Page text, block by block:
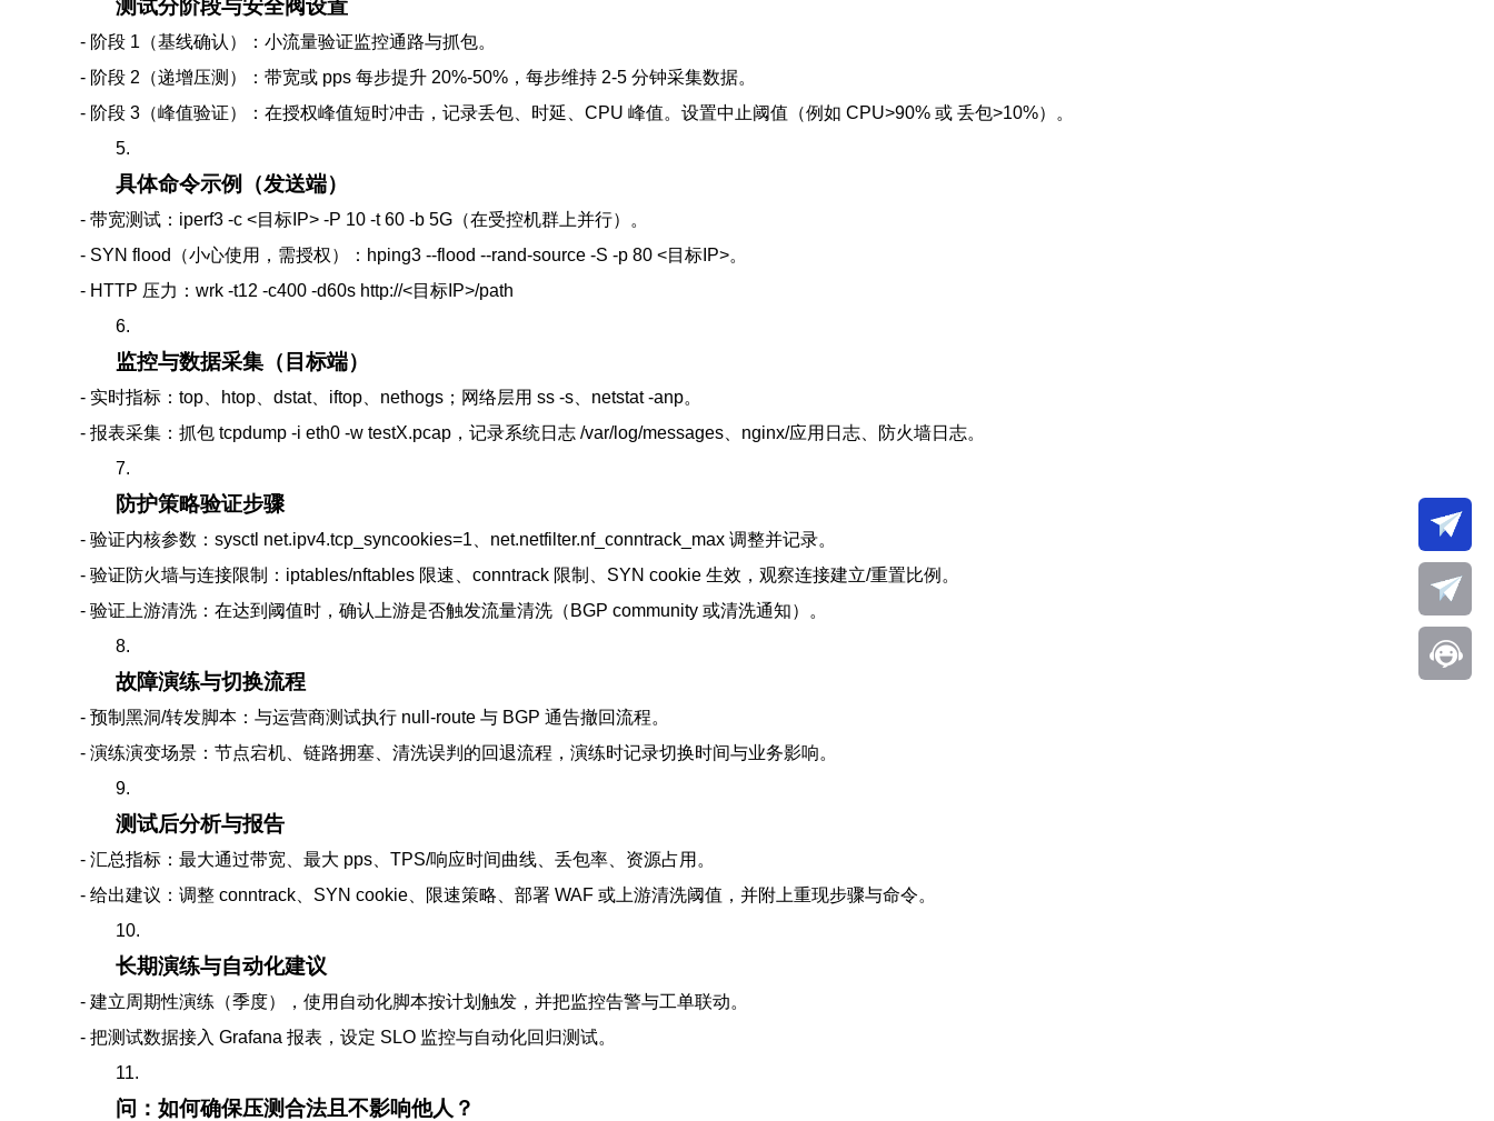
测试分阶段与安全阀设置
- 阶段 1（基线确认）：小流量验证监控通路与抓包。
- 阶段 2（递增压测）：带宽或 pps 每步提升 20%-50%，每步维持 2-5 分钟采集数据。
- 阶段 3（峰值验证）：在授权峰值短时冲击，记录丢包、时延、CPU 峰值。设置中止阈值（例如 CPU>90% 或 丢包>10%）。
5.
具体命令示例（发送端）
- 带宽测试：iperf3 -c <目标IP> -P 10 -t 60 -b 5G（在受控机群上并行）。
- SYN flood（小心使用，需授权）：hping3 --flood --rand-source -S -p 80 <目标IP>。
- HTTP 压力：wrk -t12 -c400 -d60s http://<目标IP>/path
6.
监控与数据采集（目标端）
- 实时指标：top、htop、dstat、iftop、nethogs；网络层用 ss -s、netstat -anp。
- 报表采集：抓包 tcpdump -i eth0 -w testX.pcap，记录系统日志 /var/log/messages、nginx/应用日志、防火墙日志。
7.
防护策略验证步骤
- 验证内核参数：sysctl net.ipv4.tcp_syncookies=1、net.netfilter.nf_conntrack_max 调整并记录。
- 验证防火墙与连接限制：iptables/nftables 限速、conntrack 限制、SYN cookie 生效，观察连接建立/重置比例。
- 验证上游清洗：在达到阈值时，确认上游是否触发流量清洗（BGP community 或清洗通知）。
8.
故障演练与切换流程
- 预制黑洞/转发脚本：与运营商测试执行 null-route 与 BGP 通告撤回流程。
- 演练演变场景：节点宕机、链路拥塞、清洗误判的回退流程，演练时记录切换时间与业务影响。
9.
测试后分析与报告
- 汇总指标：最大通过带宽、最大 pps、TPS/响应时间曲线、丢包率、资源占用。
- 给出建议：调整 conntrack、SYN cookie、限速策略、部署 WAF 或上游清洗阈值，并附上重现步骤与命令。
10.
长期演练与自动化建议
- 建立周期性演练（季度），使用自动化脚本按计划触发，并把监控告警与工单联动。
- 把测试数据接入 Grafana 报表，设定 SLO 监控与自动化回归测试。
11.
问：如何确保压测合法且不影响他人？